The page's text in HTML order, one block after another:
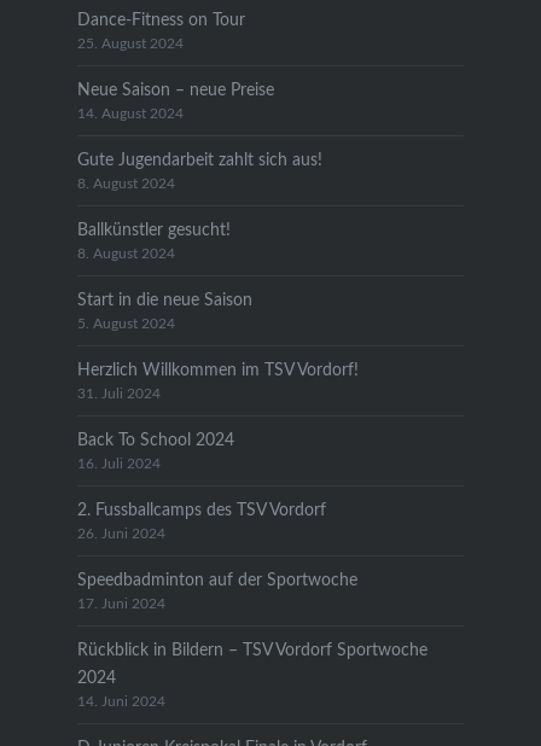
Dance-Fitness on Tour
25. August 2024
Neue Saison – neue Preise
14. August 2024
Gute Jugendarbeit zahlt sich aus!
8. August 2024
Ballkünstler gesucht!
8. August 2024
Start in die neue Saison
5. August 2024
Herzlich Willkommen im TSV Vordorf!
31. Juli 2024
Back To School 2024
16. Juli 2024
2. Fussballcamps des TSV Vordorf
26. Juni 2024
Speedbadminton auf der Sportwoche
17. Juni 2024
Rückblick in Bildern – TSV Vordorf Sportwoche
2024
14. Juni 2024